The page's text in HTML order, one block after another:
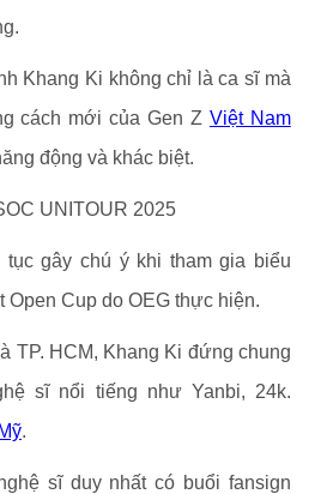
Khang Ki không chỉ là ca sĩ mà
cách mới của Gen Z Việt Nam
động và khác biệt.
UNITOUR 2025
tục gây chú ý khi tham gia biểu
Open Cup do OEG thực hiện.
TP. HCM, Khang Ki đứng chung
sĩ nổi tiếng như Yanbi, 24k.
.
sĩ duy nhất có buổi fansign